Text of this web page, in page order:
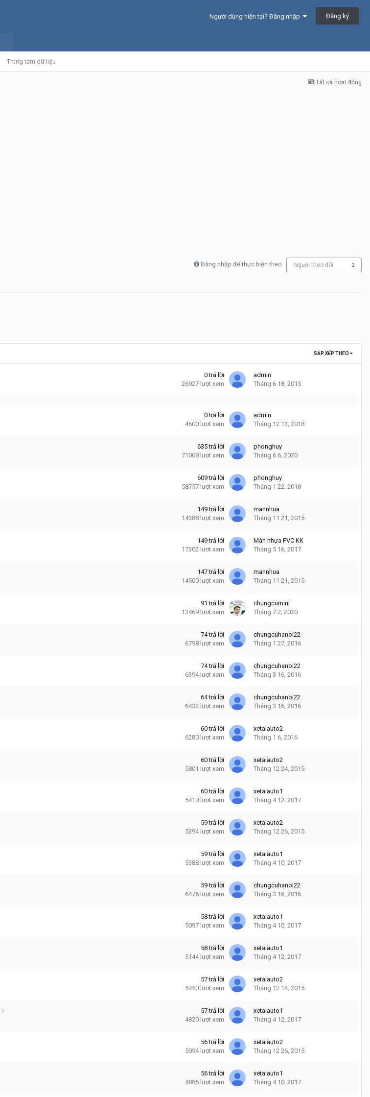
Người dùng hiện tại? Đăng nhập Đăng ký
Trung tâm dữ liệu
Tất cả hoạt động
Đăng nhập để thực hiện theo Người theo dõi 2
SẮP XẾP THEO
0 trả lời
26927 lượt xem
admin
Tháng 6 18, 2015
0 trả lời
4600 lượt xem
admin
Tháng 12 13, 2018
635 trả lời
71008 lượt xem
phonghuy
Tháng 6 6, 2020
609 trả lời
58757 lượt xem
phonghuy
Tháng 1 22, 2018
149 trả lời
14388 lượt xem
mannhua
Tháng 11 21, 2015
149 trả lời
17302 lượt xem
Màn nhựa PVC KK
Tháng 5 16, 2017
147 trả lời
14500 lượt xem
mannhua
Tháng 11 21, 2015
91 trả lời
13469 lượt xem
chungcumini
Tháng 7 2, 2020
74 trả lời
6798 lượt xem
chungcuhanoi22
Tháng 1 27, 2016
74 trả lời
6394 lượt xem
chungcuhanoi22
Tháng 3 16, 2016
64 trả lời
6432 lượt xem
chungcuhanoi22
Tháng 3 16, 2016
60 trả lời
6280 lượt xem
xetaiauto2
Tháng 1 6, 2016
60 trả lời
5801 lượt xem
xetaiauto2
Tháng 12 24, 2015
60 trả lời
5410 lượt xem
xetaiauto1
Tháng 4 12, 2017
59 trả lời
5394 lượt xem
xetaiauto2
Tháng 12 26, 2015
59 trả lời
5388 lượt xem
xetaiauto1
Tháng 4 10, 2017
59 trả lời
6476 lượt xem
chungcuhanoi22
Tháng 3 16, 2016
58 trả lời
5097 lượt xem
xetaiauto1
Tháng 4 10, 2017
58 trả lời
5144 lượt xem
xetaiauto1
Tháng 4 12, 2017
57 trả lời
5450 lượt xem
xetaiauto2
Tháng 12 14, 2015
3 57 trả lời
4820 lượt xem
xetaiauto1
Tháng 4 12, 2017
56 trả lời
5094 lượt xem
xetaiauto2
Tháng 12 26, 2015
56 trả lời
4885 lượt xem
xetaiauto1
Tháng 4 10, 2017